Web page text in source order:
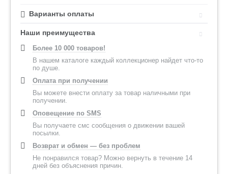
Варианты оплаты
Наши преимущества
Более 10 000 товаров!
В нашем каталоге каждый коллекционер найдет что-то
по душе.
Оплата при получении
Вы можете внести оплату за товар наличными при
получении.
Оповещение по SMS
Вы получаете смс сообщения о движении вашей
посылки.
Возврат и обмен — без проблем
Не понравился товар? Можно вернуть в течение 14
дней без объяснения причин.